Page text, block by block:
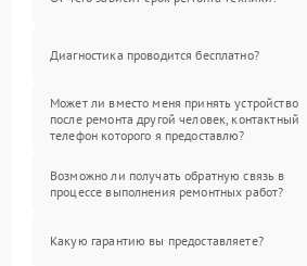
Диагностика проводится бесплатно?
Может ли вместо меня принять устройство
после ремонта другой человек, контактный
телефон которого я предоставлю?
Возможно ли получать обратную связь в
процессе выполнения ремонтных работ?
Какую гарантию вы предоставляете?